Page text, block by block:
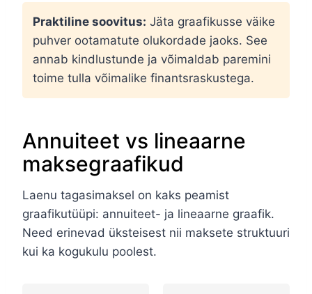
Praktiline soovitus: Jäta graafikusse väike
puhver ootamatute olukordade jaoks. See
annab kindlustunde ja võimaldab paremini
toime tulla võimalike finantsraskustega.
Annuiteet vs lineaarne
maksegraafikud
Laenu tagasimaksel on kaks peamist
graafikutüüpi: annuiteet- ja lineaarne graafik.
Need erinevad üksteisest nii maksete struktuuri
kui ka kogukulu poolest.